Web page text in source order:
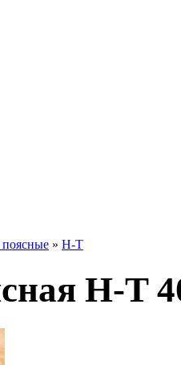
» H-T
H-T